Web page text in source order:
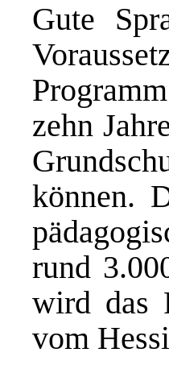
Gute
zehn
können.
rund
wird das
vom